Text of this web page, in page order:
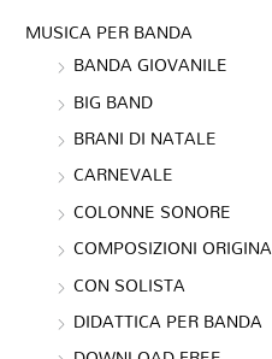
MUSICA PER BANDA
BANDA GIOVANILE
BIG BAND
BRANI DI NATALE
CARNEVALE
COLONNE SONORE
COMPOSIZIONI
CON SOLISTA
DIDATTICA PER BANDA